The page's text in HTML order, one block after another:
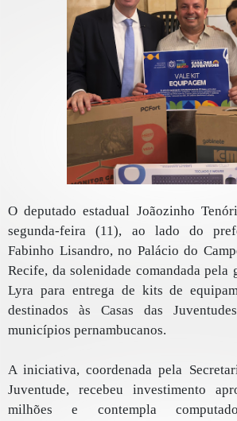
O deputado estadual Joãozinho
segunda-feira (11), ao lado do
Fabinho Lisandro, no Palácio do
Recife, da solenidade comandada pela
Lyra para entrega de kits de
destinados às Casas das
municípios pernambucanos.
A iniciativa, coordenada pela
Juventude, recebeu investimento
milhões e contempla